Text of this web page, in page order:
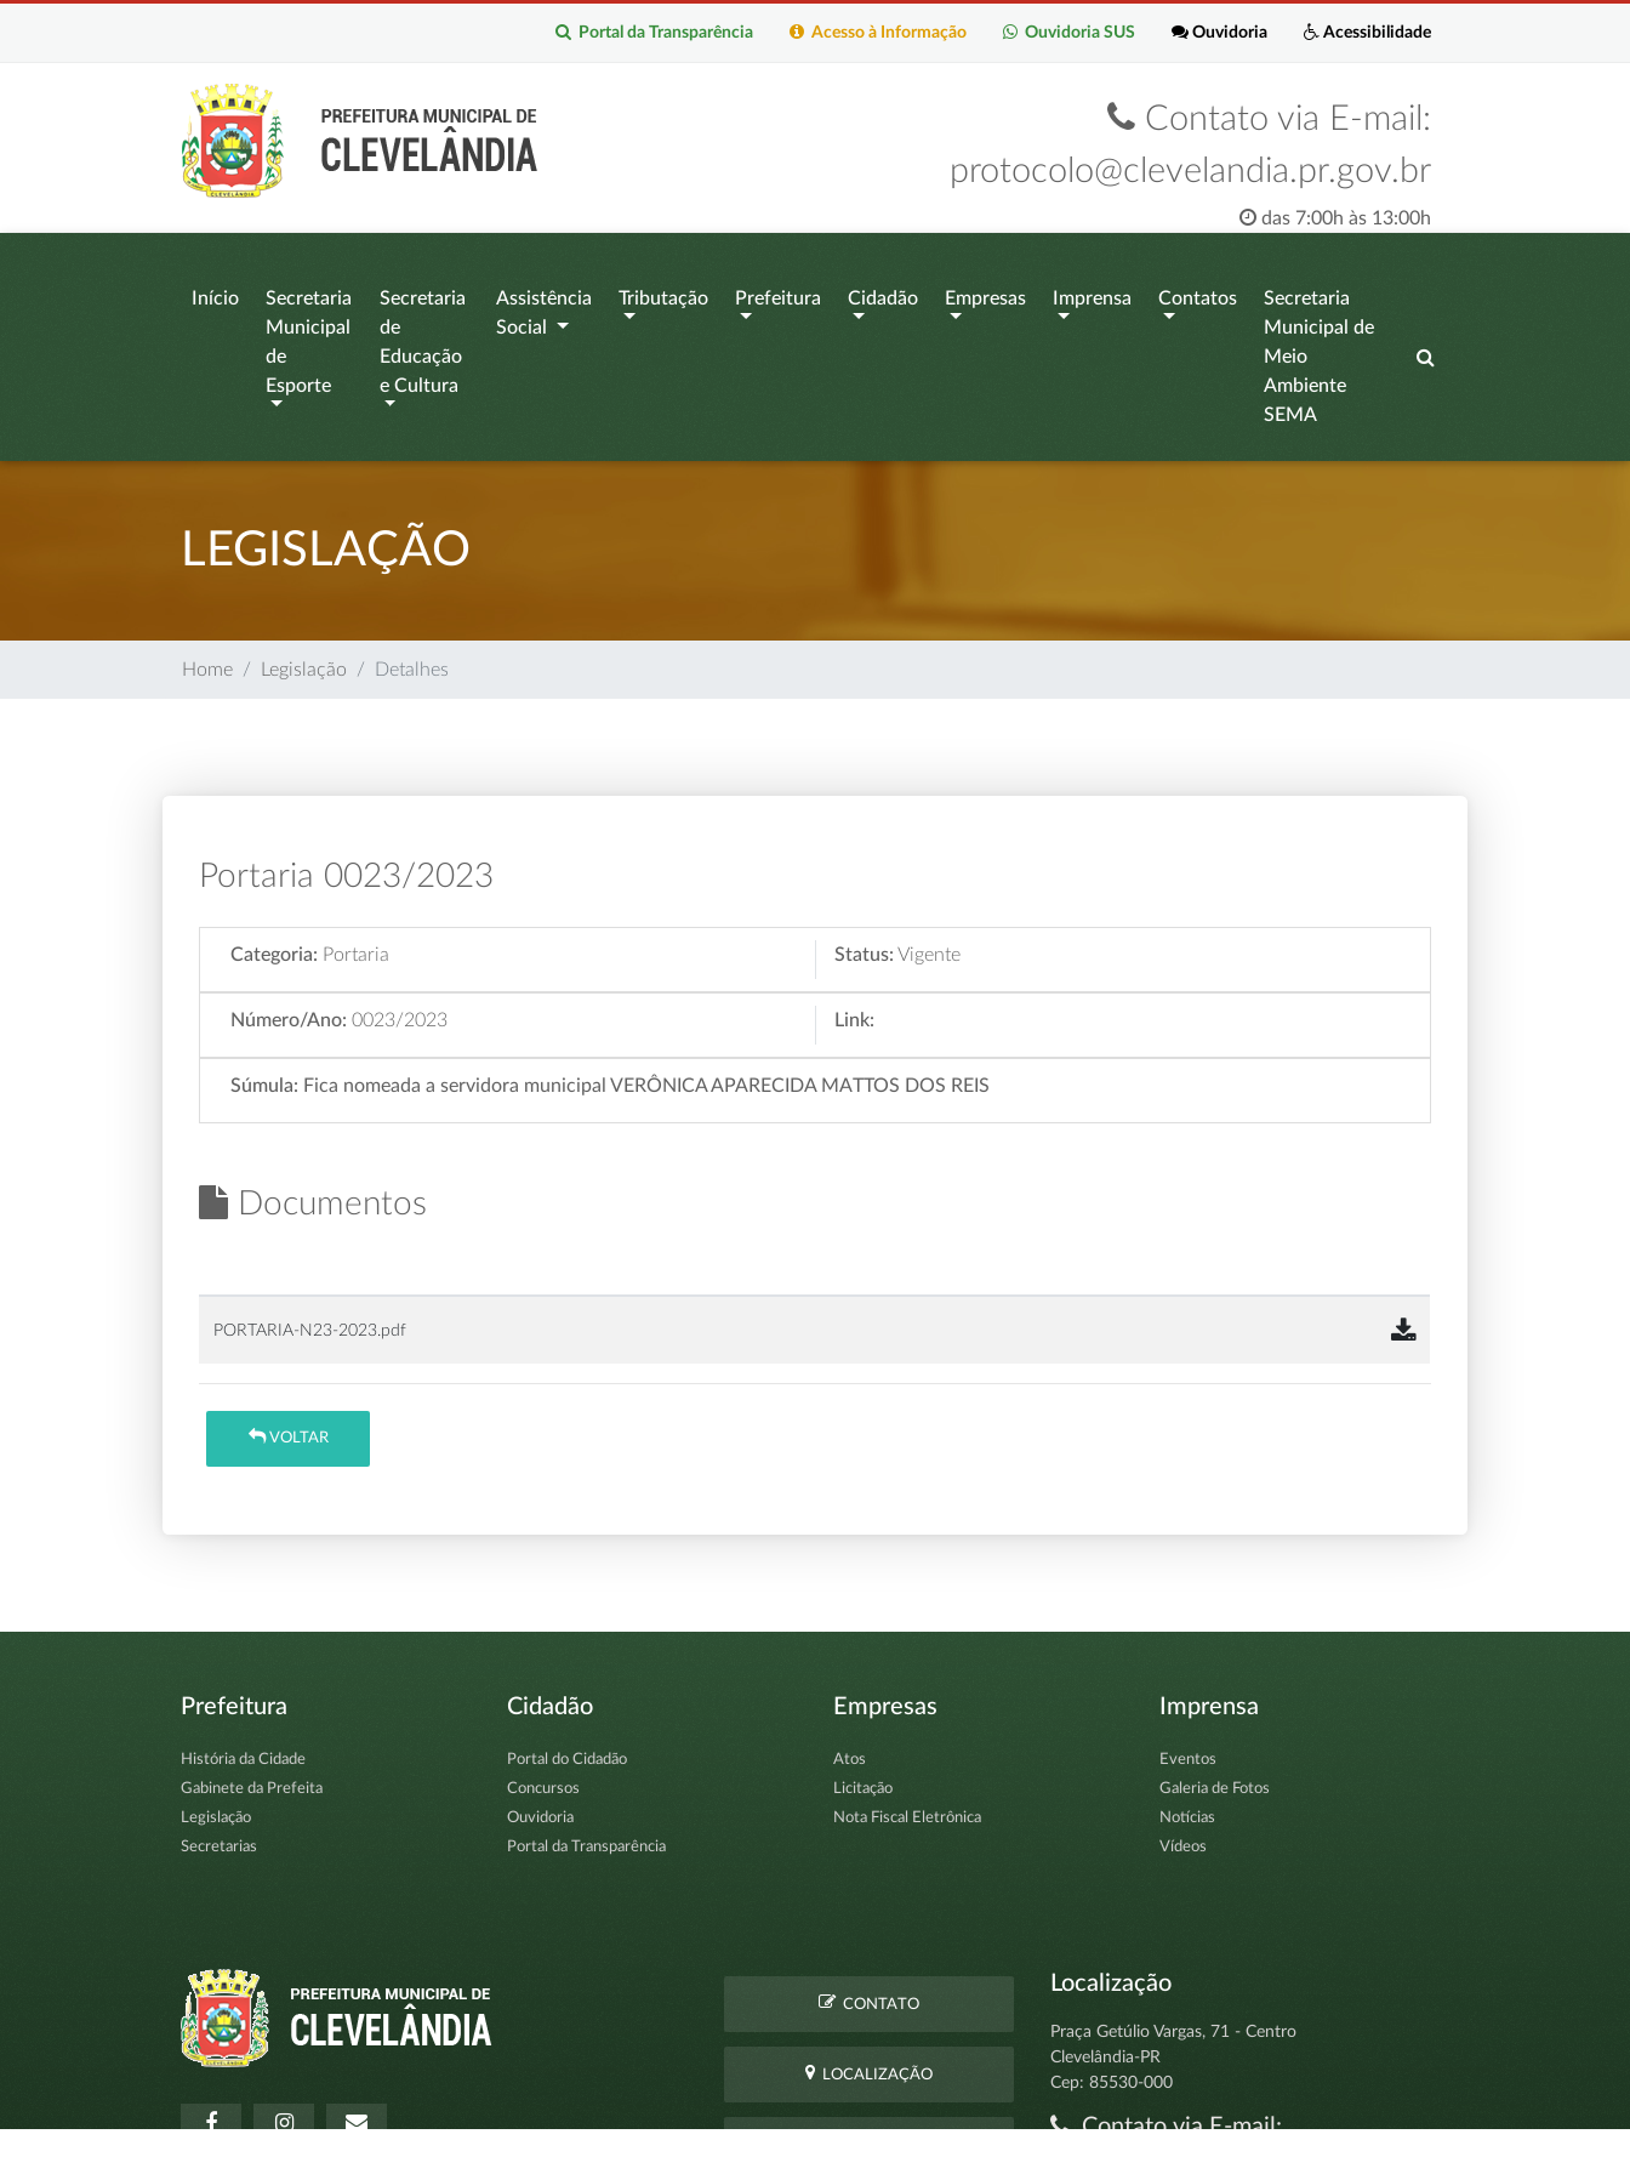
Acessibilidade
Ouvidoria
Ouvidoria SUS
Acesso à Informação
Portal da Transparência
Contato via E-mail:
protocolo@clevelandia.pr.gov.br
das 7:00h às 13:00h
Início
Secretaria
Municipal
de
Esporte
Secretaria
de
Educação
e Cultura
Assistência
Social
Tributação Prefeitura Cidadão Empresas Imprensa Contatos
Secretaria
Municipal de
Meio
Ambiente
SEMA
LEGISLAÇÃO
Home Legislação Detalhes
Portaria 0023/2023
Categoria: Portaria Status: Vigente
Número/Ano: 0023/2023 Link:
Súmula: Fica nomeada a servidora municipal VERÔNICA APARECIDA MATTOS DOS REIS
Documentos
PORTARIA-N23-2023.pdf
VOLTAR
Prefeitura
História da Cidade
Gabinete da Prefeita
Legislação
Secretarias
Cidadão
Portal do Cidadão
Concursos
Ouvidoria
Portal da Transparência
Empresas
Atos
Licitação
Nota Fiscal Eletrônica
Imprensa
Eventos
Galeria de Fotos
Notícias
Vídeos
CONTATO
LOCALIZAÇÃO
Localização
Praça Getúlio Vargas, 71 - Centro
Clevelândia-PR
Cep: 85530-000
Contato via E-mail: